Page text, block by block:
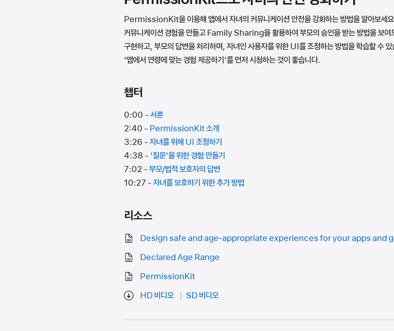
PermissionKit을 이용해 앱에서 자녀의 커뮤니케이션 안전을 강화하는 방법을 알아보세
커뮤니케이션 경험을 만들고 Family Sharing을 활용하여 부모의 승인을 받는 방법을 보여
구현하고, 부모의 답변을 처리하며, 자녀인 사용자를 위한 UI를 조정하는 방법을 학습할
‘앱에서 연령에 맞는 경험 제공하기'를 먼저 시청하는 것이 좋습니다.
챕터
0:00 -서론
2:40 - PermissionKit 소개
3:26 -자녀를 위해 UI 조정하기
4:38 - '질문'을 위한 경험 만들기
7:02 -부모/법적 보호자의 답변
10:27 -자녀를 보호하기 위한 추가 방법
리소스
Design safe and age‑appropriate experiences for your apps and
Declared Age Range
PermissionKit
HD 비디오
SD 비디오